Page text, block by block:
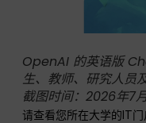
OpenAI 的英语版
生、教师、研究人员
截图时间：2026年7
请查看您所在大学的IT